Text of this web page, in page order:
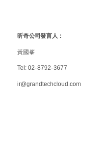
昕奇公司發言人：
黃國峯
Tel:02-8792-3677
ir@grandtechcloud.com